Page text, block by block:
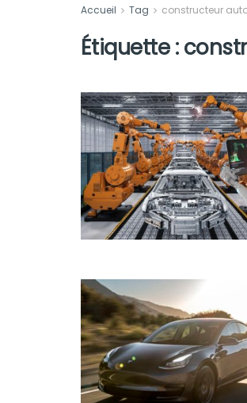
Accueil Tag constructeur
Étiquette :